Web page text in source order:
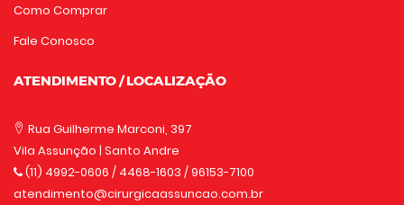
Como Comprar
Fale Conosco
ATENDIMENTO / LOCALIZAÇÃO
Rua Guilherme Marconi, 397
Vila Assunção | Santo Andre
(11) 4992-0606 / 4468-1603 / 96153-7100
atendimento@cirurgicaassuncao.com.br